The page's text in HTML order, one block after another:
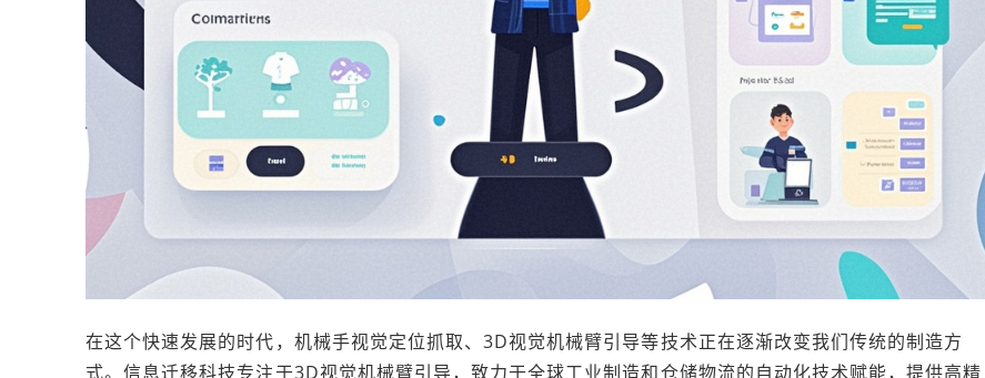
在这个快速发展的时代，机械手视觉定位抓取、3D视觉机械臂引导等技术正在逐渐改变我们传统的制造方
式。信息迁移科技专注于3D视觉机械臂引导，致力于全球工业制造和仓储物流的自动化技术赋能，提供高精